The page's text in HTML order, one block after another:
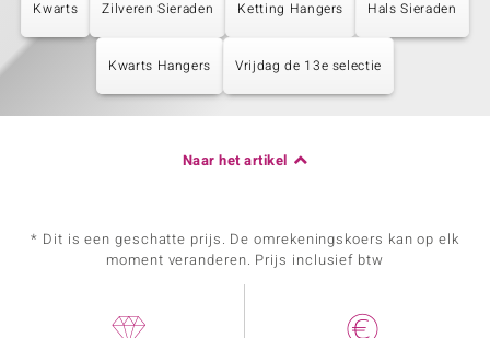
Kwarts Zilveren Sieraden Ketting Hangers Hals Sieraden
Kwarts Hangers Vrijdag de 13e selectie
Naar het artikel
* Dit is een geschatte prijs. De omrekeningskoers kan op elk
moment veranderen. Prijs inclusief btw